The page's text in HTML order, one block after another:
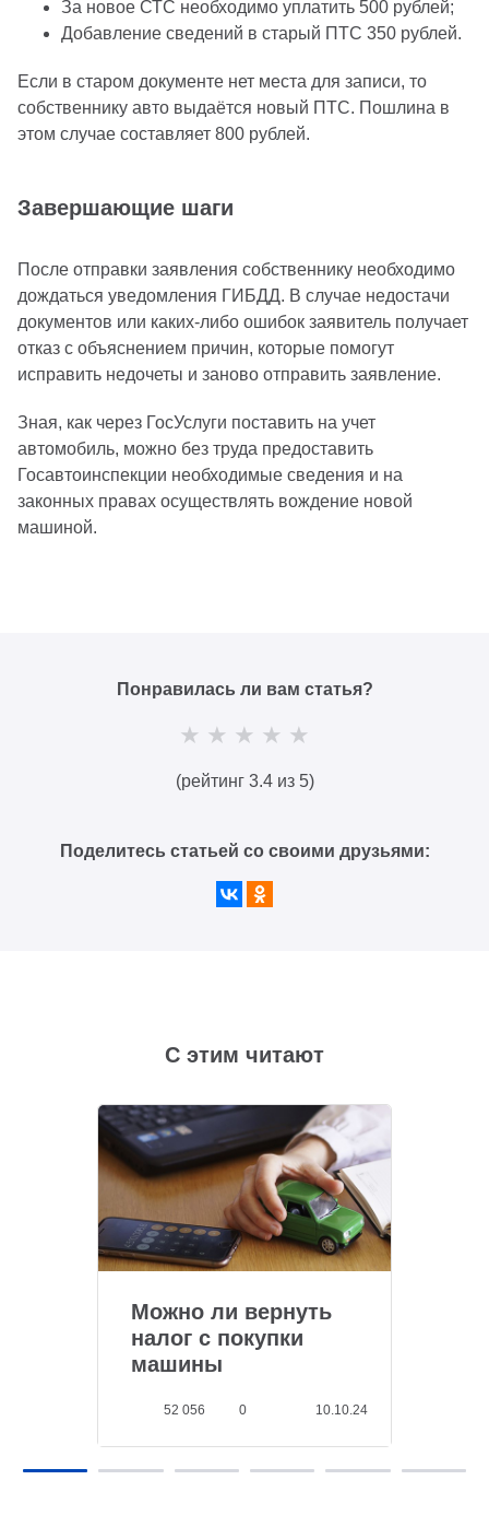
За новое СТС необходимо уплатить 500 рублей;
Добавление сведений в старый ПТС 350 рублей.
Если в старом документе нет места для записи, то
собственнику авто выдаётся новый ПТС. Пошлина в
этом случае составляет 800 рублей.
Завершающие шаги
После отправки заявления собственнику необходимо
дождаться уведомления ГИБДД. В случае недостачи
документов или каких-либо ошибок заявитель получает
отказ с объяснением причин, которые помогут
исправить недочеты и заново отправить заявление.
Зная, как через ГосУслуги поставить на учет
автомобиль, можно без труда предоставить
Госавтоинспекции необходимые сведения и на
законных правах осуществлять вождение новой
машиной.
Понравилась ли вам статья?
(рейтинг 3.4 из 5)
Поделитесь статьей со своими друзьями:
С этим читают
Можно ли вернуть
налог с покупки
машины
52 056 0 10.10.24